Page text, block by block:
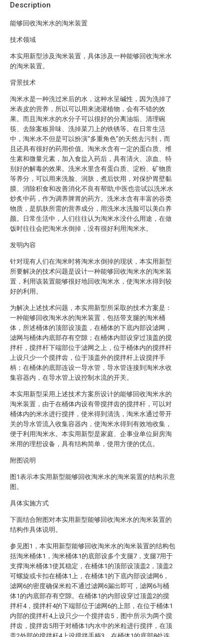
Description
能够回收淘米水的淘米装置
技术领域
本实用新型涉及淘米装置，具体涉及一种能够回收淘米水
的淘米装置。
背景技术
淘米水是一种洗过米后的水，这种水呈碱性，因为洗掉了
米表皮的营养，所以可以用来浇灌植物，会有不错的效
果。而且淘米水的水分子可以很好的分离油垢、清理碗
筷、去除案板异味、洗掉菜刀上的铁锈等。在日常生活
中，淘米水不但是可以扮演“多重角色”的天然去污剂，而
且还具有很好的药用价值。淘米水含有一定的蛋白质、维
生素和微量元素，加入食盐入药后，具有清火、凉血、特
别好的解毒的效果。洗米水里含有蛋白质、淀粉、矿物质
等养分，可以用来洗脸、润肤，煮后饮用，对保护胃壁黏
膜、消除积食和改善消化不良有帮助,中医也尝试以洗米水
炒炙中药，作为调养脾胃的药方。洗米水含有丰富的谷类
物质，是肌肤所需的营养成分，用洗米水洗脸可以美白养
颜。日常生活中，人们往往认为淘米水没什么用途，在做
饭时往往会把淘米水倒掉，没有很好利用淘米水。
发明内容
针对现有人们在淘米时将淘米水倒掉的现状，本实用新型
所要解决的技术问题是设计一种能够回收淘米水的淘米装
置，利用该装置能够很好地回收淘米水，使淘米水得到较
好的利用。
为解决上述技术问题，本实用新型所采取的技术方案是：
一种能够回收淘米水的淘米装置，包括带支腿的淘米桶
体，所述桶体的顶部设顶盖，在桶体的下底内部设滤网，
滤网与桶体内底部存有空隙；在桶体内部设穿过顶盖的搅
拌杆，搅拌杆下端部位于滤网之上，位于桶体内的搅拌杆
上设只少一个搅拌齿，位于顶盖外的搅拌杆上设搅拌手
柄；在桶体的底部连设一导水管，导水管连接到淘米水收
集容器内，在导水管上设控制水流的开关。
本实用新型采用上述技术方案所设计的能够回收淘米水的
淘米装置，由于在桶体内设有带搅拌齿的搅拌杆，可以对
桶体内的米水进行搅拌，使米得到清洗，淘米水通过带开
关的导水管流入收集容器内，使淘米水得到有效地收集，
便于利用淘米水。本实用新型是家庭、企事业单位厨房淘
米用的理想设备，具有结构简单，使用方便的优点。
附图说明
图1表示本实用新型能够回收淘米水的淘米装置的结构示意
图。
具体实施方式
下面结合附图对本实用新型能够回收淘米水的淘米装置的
结构作具体说明。
参见图1，本实用新型能够回收淘米水的淘米装置的结构包
括淘米桶体1，淘米桶体1的底部设多个支腿7，支腿7用于
支撑淘米桶体1使其稳定，在桶体1的顶部设顶盖2，顶盖2
可螺旋或卡扣在桶体1上，在桶体1的下底内部设滤网6，
滤网6的密度确保米粒不通过滤网6漏出即可，滤网6与桶
体1的内底部存有空隙。在桶体1的内部设穿过顶盖2的搅
拌杆4，搅拌杆4的下端部位于滤网6的上部，在位于桶体1
内部的搅拌杆4上设只少一个搅拌齿5，图中所示为两个搅
拌齿，搅拌齿5用于对桶体1内水中的米粒进行搅拌，在顶